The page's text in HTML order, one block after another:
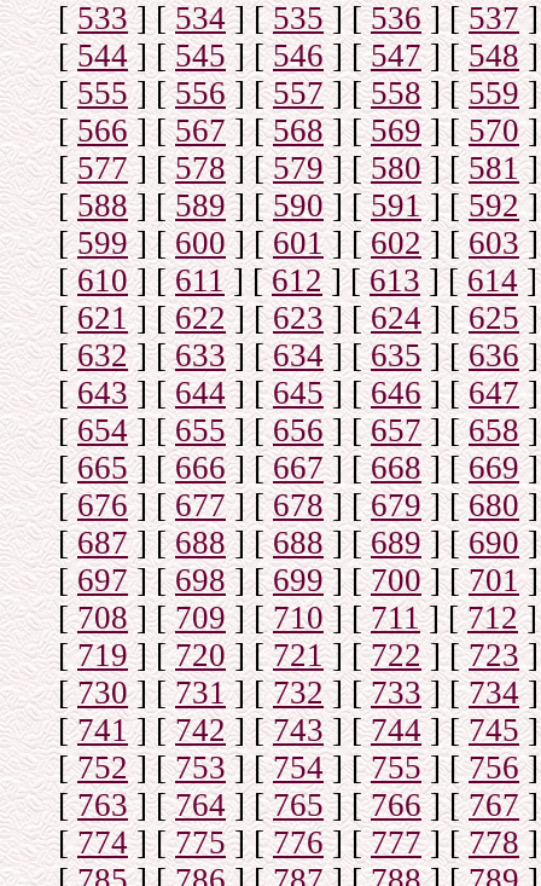
[533] [534] [535] [536] [ 537]
[544] [545] [546] [547] [548]
[555] [556] [557] [558] [559]
[566] [567] [568] [569] [570]
[577] [578] [579] [580] [581]
[588] [589] [590] [591] [592]
[599] [600] [ 601] [602] [603]
[610] [611] [612] [613] [614]
[621] [622] [623] [624] [625]
[632] [633] [634] [635] [636]
[643] [644] [645] [646] [647]
[654] [655] [656] [657] [658]
[665] [666] [667] [668] [669]
[676] [677] [678] [679] [680]
[687] [688] [688] [689] [690]
[697] [698] [699] [700] [701]
[708] [709] [710] [711] [712]
[719] [720] [721] [722] [723]
[730] [731] [732] [733] [734]
[741] [742] [743] [744] [745]
[752] [753] [754] [755] [756]
[763] [764] [765] [766] [767]
[ 774] [775] [776] [777] [778]